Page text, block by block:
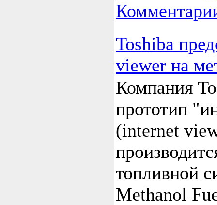
Toshiba
viewer на
Компания
прототип
(internet
топливной
Methanol